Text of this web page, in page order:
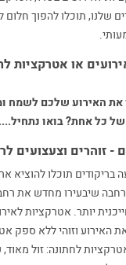
שלנו, תוכלו להפוך
או אטרקציות
את האירוע שלכם לשמח
של כל אחת? בואו נתחיל....
- זוהרים וצעצועים
בריקודים תוכלו להוציא
שיבעירו מחדש את
יותר. אטרקציות
האירוע וזוהי ללא ספק
לחתונה: זול מאוד,